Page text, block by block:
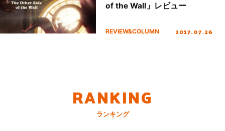
of the Wall」レビュー
REVIEW&COLUMN 2017.07.26
RANKING
ランキング